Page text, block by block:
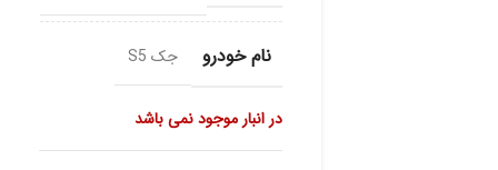
نام خودرو جک S5
در انبار موجود نمی باشد